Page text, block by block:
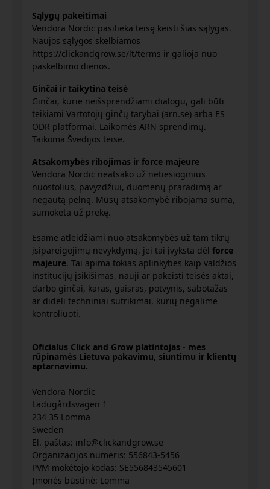
Sąlygų pakeitimai
Vendora Nordic pasilieka teisę keisti šias sąlygas.
Naujos sąlygos skelbiamos
https://clickandgrow.se/lt/terms ir galioja nuo
paskelbimo dienos.
Ginčai ir taikytina teisė
Ginčai, kurie neišsprendžiami dialogu, gali būti
teikiami Vartotojų ginčų tarybai (arn.se) arba ES
ODR platformai. Laikomės ARN sprendimų.
Taikoma Švedijos teisė.
Atsakomybės ribojimas ir force majeure
Vendora Nordic neatsako už netiesioginius
nuostolius, pavyzdžiui, duomenų praradimą ar
negautą pelną. Mūsų atsakomybė ribojama suma,
sumokėta už prekę.
Esame atleidžiami nuo atsakomybės už tam tikrų
įsipareigojimų nevykdymą, jei tai įvyksta dėl force
majeure. Tai apima tokias aplinkybes kaip valdžios
institucijų įsikišimas, nauji ar pakeisti teisės aktai,
darbo ginčai, karas, gaisras, potvynis, sabotažas
ar dideli techniniai sutrikimai, kurių negalime
kontroliuoti.
Oficialus Click and Grow platintojas - mes
rūpinamės Lietuva pakavimu, siuntimu ir klientų
aptarnavimu.
Vendora Nordic
Ladugårdsvägen 1
234 35 Lomma
Sweden
El. paštas: info@clickandgrow.se
Organizacijos numeris: 556843-5456
PVM mokėtojo kodas: SE556843545601
Įmonės būstinė: Lomma